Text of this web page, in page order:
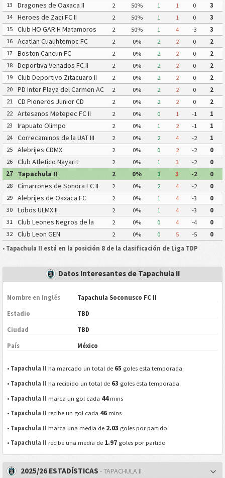
13
Dragones de Oaxaca II 2 50% 1 1 0
3
14
Heroes de Zaci FC II 2 50% 1 1 0
3
15
Club HO GAR H Matamoros
Gavilanes FC Matamoros II
2 50% 1 4 -3
3
16
Acatlan Cuauhtemoc FC 2 0% 2 2 0
2
17
Boston Cancun FC 2 0% 2 2 0
2
18
Deportiva Venados FC II 2 0% 2 2 0
2
19
Club Deportivo Zitacuaro II 2 0% 2 2 0
2
20
PD Inter Playa del Carmen AC
II
2 0% 2 2 0
2
21
CD Pioneros Junior CD
Pioneros de Cancun II
2 0% 2 2 0
2
22
Artesanos Metepec FC II 2 0% 0 1 -1
1
23
Irapuato Olimpo 2 0% 1 2 -1
1
24
Correcaminos de la UAT III 2 0% 2 4 -2
1
25
Alebrijes CDMX 2 0% 0 2 -2
0
26
Club Atletico Nayarit 2 0% 1 3 -2
0
27
Tapachula II 2 0% 1 3 -2
0
28
Cimarrones de Sonora FC II 2 0% 2 4 -2
0
29
Alebrijes de Oaxaca FC 2 0% 1 4 -3
0
30
Lobos ULMX II 2 0% 1 4 -3
0
31
Club Leones Negros de la
Universidad de Guadalajara III
2 0% 0 4 -4
0
32
Club Leon GEN 2 0% 0 5 -5
0
• Tapachula II está en la posición 8 de la clasificación de Liga TDP
Datos Interesantes de Tapachula II
Nombre en Inglés Tapachula Soconusco FC II
Estadio TBD
Ciudad TBD
País México
• Tapachula II ha marcado un total de 65 goles esta temporada.
• Tapachula II ha recibido un total de 63 goles esta temporada.
• Tapachula II marca un gol cada 44mins
• Tapachula II recibe un gol cada 46 mins
• Tapachula II marca una media de 2.03 goles por partido
• Tapachula II recibe una media de 1.97 goles por partido
2025/26 ESTADÍSTICAS - TAPACHULA II